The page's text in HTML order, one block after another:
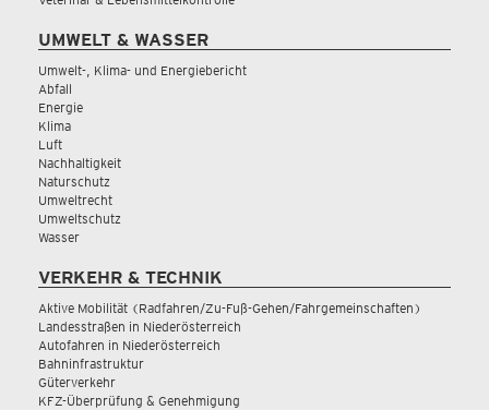
UMWELT & WASSER
Umwelt-, Klima- und Energiebericht
Abfall
Energie
Klima
Luft
Nachhaltigkeit
Naturschutz
Umweltrecht
Umweltschutz
Wasser
VERKEHR & TECHNIK
Aktive Mobilität (Radfahren/Zu-Fuß-Gehen/Fahrgemeinschaften)
Landesstraßen in Niederösterreich
Autofahren in Niederösterreich
Bahninfrastruktur
Güterverkehr
KFZ-Überprüfung & Genehmigung